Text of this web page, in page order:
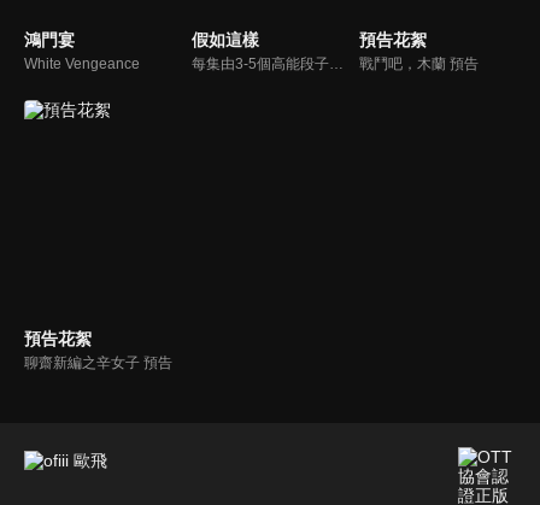
鴻門宴
White Vengeance
假如這樣
每集由3-5個高能段子構成，每個段子所有的人物和事物都要遵循一個設定的概念，去完成所有的行為和會話，反之所有發生的一切要服務於這個概念，乍一看或多或少有些反常規，但又都是認認真真的存在並且。
預告花絮
戰鬥吧，木蘭 預告
預告花絮
聊齋新編之辛女子 預告